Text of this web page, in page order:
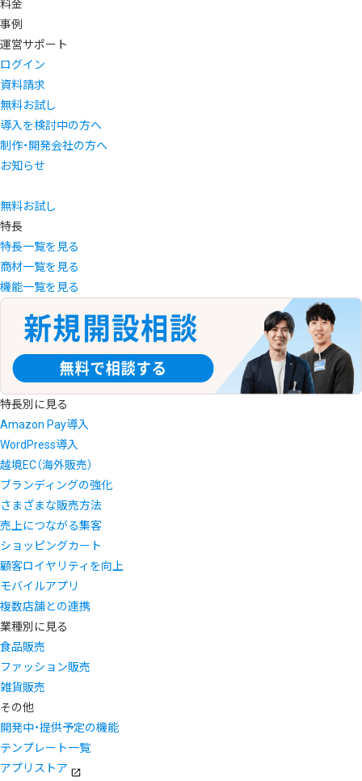
料金
事例
運営サポート
ログイン
資料請求
無料お試し
導入を検討中の方へ
制作・開発会社の方へ
お知らせ
無料お試し
特長
特長一覧を見る
商材一覧を見る
機能一覧を見る
特長別に見る
Amazon Pay導入
WordPress導入
越境EC（海外販売）
ブランディングの強化
さまざまな販売方法
売上につながる集客
ショッピングカート
顧客ロイヤリティを向上
モバイルアプリ
複数店舗との連携
業種別に見る
食品販売
ファッション販売
雑貨販売
その他
開発中・提供予定の機能
テンプレート一覧
アプリストア